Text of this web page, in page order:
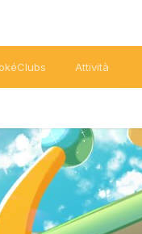
Attività